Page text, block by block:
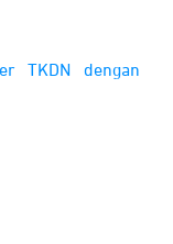
TKDN dengan